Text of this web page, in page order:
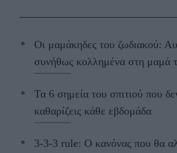
Οι μαμάκηδες του ζωδιακού:
συνήθως κολλημένα στη μαμά
Τα 6 σημεία του σπιτιού που
καθαρίζεις κάθε εβδομάδα
3-3-3 rule: Ο κανόνας που θα